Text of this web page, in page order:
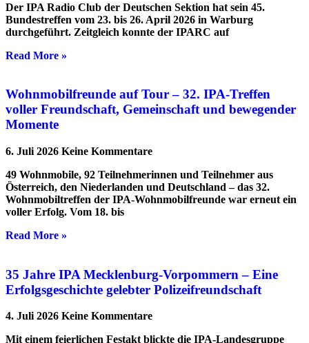
Der IPA Radio Club der Deutschen Sektion hat sein 45.
Bundestreffen vom 23. bis 26. April 2026 in Warburg
durchgeführt. Zeitgleich konnte der IPARC auf
Read More »
Wohnmobilfreunde auf Tour – 32. IPA-Treffen
voller Freundschaft, Gemeinschaft und bewegender
Momente
6. Juli 2026 Keine Kommentare
49 Wohnmobile, 92 Teilnehmerinnen und Teilnehmer aus
Österreich, den Niederlanden und Deutschland – das 32.
Wohnmobiltreffen der IPA-Wohnmobilfreunde war erneut ein
voller Erfolg. Vom 18. bis
Read More »
35 Jahre IPA Mecklenburg-Vorpommern – Eine
Erfolgsgeschichte gelebter Polizeifreundschaft
4. Juli 2026 Keine Kommentare
Mit einem feierlichen Festakt blickte die IPA-Landesgruppe